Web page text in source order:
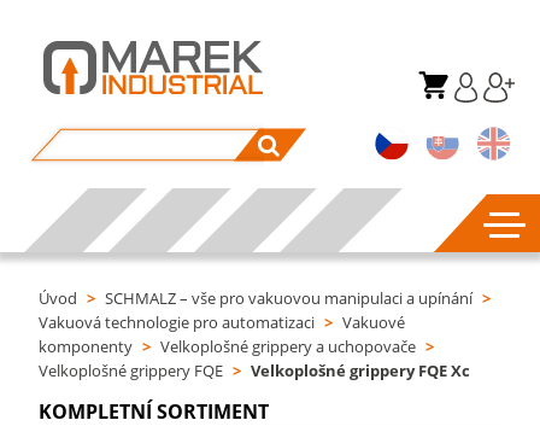
Úvod > SCHMALZ – vše pro vakuovou manipulaci a upínání >
Vakuová technologie pro automatizaci > Vakuové
komponenty > Velkoplošné grippery a uchopovače >
Velkoplošné grippery FQE > Velkoplošné grippery FQE Xc
KOMPLETNÍ SORTIMENT